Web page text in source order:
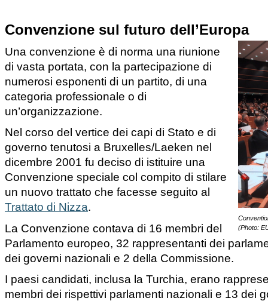
Convenzione sul futuro dell’Europa
(Photo:
Una convenzione è di norma una riunione
di vasta portata, con la partecipazione di
numerosi esponenti di un partito, di una
categoria professionale o di
un’organizzazione.
Nel corso del vertice dei capi di Stato e di
governo tenutosi a Bruxelles/Laeken nel
dicembre 2001 fu deciso di istituire una
Convenzione speciale col compito di stilare
un nuovo trattato che facesse seguito al
Trattato di Nizza.
La Convenzione contava di 16 membri del
Parlamento europeo, 32 rappresentanti dei
dei governi nazionali e 2 della Commissione.
I paesi candidati, inclusa la Turchia, erano
membri dei rispettivi parlamenti nazionali e 13 dei